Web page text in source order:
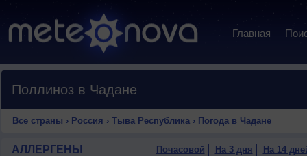
Главная
Поллиноз в Чадане
Все страны › Россия › Тыва Республика› Погода в Чадане
АЛЛЕРГЕНЫ Почасовой На 3 дня На 14